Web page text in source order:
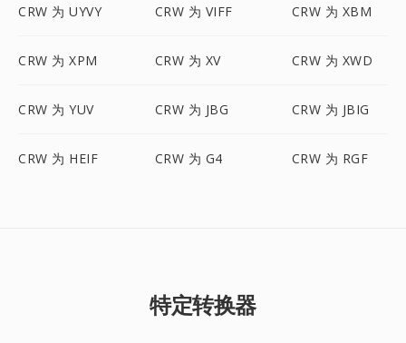
CRW 为 UYVY CRW 为 VIFF CRW 为 XBM
CRW 为 XPM CRW 为 XV CRW 为 XWD
CRW 为 YUV CRW 为 JBG CRW 为 JBIG
CRW 为 HEIF CRW 为 G4 CRW 为 RGF
特定转换器